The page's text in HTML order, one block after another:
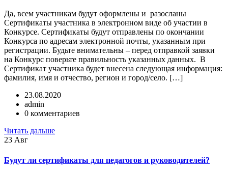
Да, всем участникам будут оформлены и разосланы
Сертификаты участника в электронном виде об участии в
Конкурсе. Сертификаты будут отправлены по окончании
Конкурса по адресам электронной почты, указанным при
регистрации. Будьте внимательны – перед отправкой заявки
на Конкурс поверьте правильность указанных данных. В
Сертификат участника будет внесена следующая информация:
фамилия, имя и отчество, регион и город/село. […]
23.08.2020
admin
0 комментариев
Читать дальше
23 Авг
Будут ли сертификаты для педагогов и руководителей?